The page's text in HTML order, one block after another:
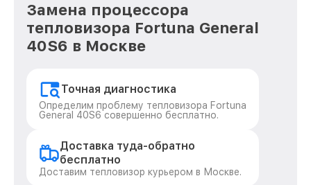
Замена процессора
тепловизора Fortuna General
40S6 в Москве
Точная диагностика
Определим проблему тепловизора Fortuna
General 40S6 совершенно бесплатно.
Доставка туда-обратно
бесплатно
Доставим тепловизор курьером в Москве.